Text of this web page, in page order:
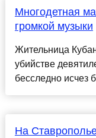
Многодетная
громкой музыки
Жительница
убийстве
бесследно исчез
На